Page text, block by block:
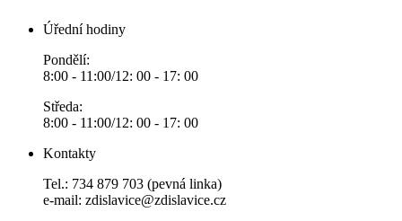
Úřední hodiny
Pondělí:
8:00 - 11:00/12: 00 - 17: 00
Středa:
8:00 - 11:00/12: 00 - 17: 00
Kontakty
Tel.: 734 879 703 (pevná linka)
e-mail: zdislavice@zdislavice.cz